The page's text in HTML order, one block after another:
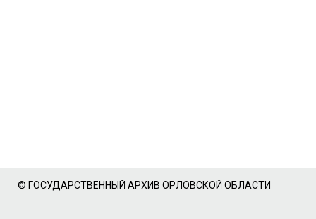
© ГОСУДАРСТВЕННЫЙ АРХИВ ОРЛОВСКОЙ ОБЛАСТИ